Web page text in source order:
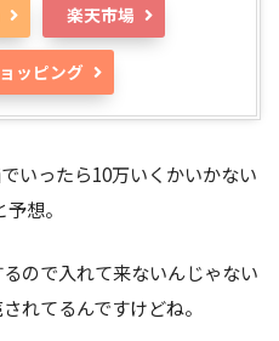
楽天市場
ッピング
いったら10万いくかいかない
想。
ので入れて来ないんじゃない
れてるんですけどね。